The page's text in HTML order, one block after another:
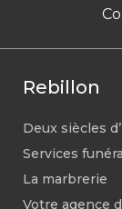
Rebillon
Deux siècles
Services
La marbrerie
Votre agence